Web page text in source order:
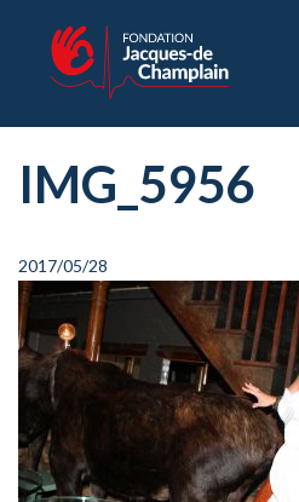
IMG_5956
2017/05/28